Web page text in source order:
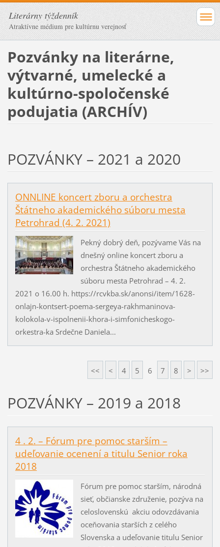
Literárny týždenník
Atraktívne médium pre kultúrnu verejnosť
Pozvánky na literárne,
výtvarné, umelecké a
kultúrno-spoločenské
podujatia (ARCHÍV)
POZVÁNKY – 2021 a 2020
ONNLINE koncert zboru a orchestra
Štátneho akademického súboru mesta
Petrohrad (4. 2. 2021)
Pekný dobrý deň, pozývame Vás na
dnešný online koncert zboru a
orchestra Štátneho akademického
súboru mesta Petrohrad – 4. 2.
2021 o 16.00 h. https://rcvkba.sk/anonsi/item/1628-
onlajn-kontsert-poema-sergeya-rakhmaninova-
kolokola-v-ispolnenii-khora-i-simfonicheskogo-
orkestra-ka Srdečne Daniela...
<< < 4 5 6 7 8 > >>
POZVÁNKY – 2019 a 2018
4 . 2. – Fórum pre pomoc starším –
udeľovanie ocenení a titulu Senior roka
2018
Fórum pre pomoc starším, národná
sieť, občianske združenie, pozýva na
celoslovenskú akciu odovzdávania
oceňovania starších z celého
Slovenska a udeľovanie titulu Senior